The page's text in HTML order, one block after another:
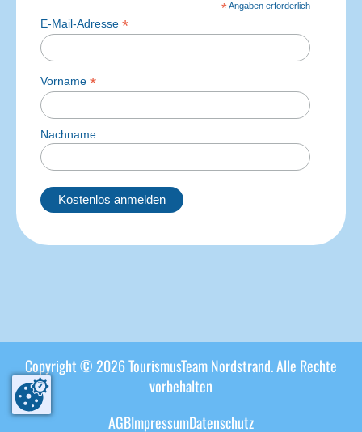
*Angaben erforderlich
E-Mail-Adresse *
Vorname *
Nachname
Copyright ©2026TourismusTeam Nordstrand. Alle Rechte
vorbehalten
AGBImpressumDatenschutz